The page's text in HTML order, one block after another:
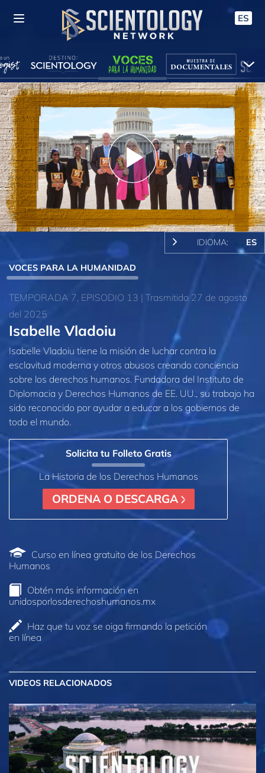
ES
Play
Video
IDIOMA: ES
VOCES PARA LA HUMANIDAD
TEMPORADA 7, EPISODIO 13 | Trasmitido 27 de agosto
del 2025
Isabelle Vladoiu
Isabelle Vladoiu tiene la misión de luchar contra la
esclavitud moderna y otros abusos creando conciencia
sobre los derechos humanos. Fundadora del Instituto de
Diplomacia y Derechos Humanos de EE. UU., su trabajo ha
sido reconocido por ayudar a educar a los gobiernos de
todo el mundo.
Solicita tu Folleto Gratis
La Historia de los Derechos Humanos
ORDENA O DESCARGA
Curso en línea gratuito de los Derechos
Humanos
Obtén más información en
unidosporlosderechoshumanos.mx
Haz que tu voz se oiga firmando la petición
en línea
VIDEOS RELACIONADOS